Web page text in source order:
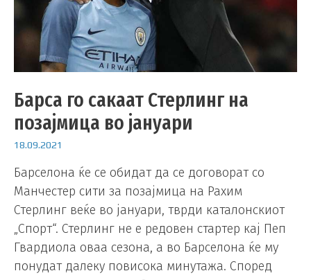
Барса го сакаат Стерлинг на
позајмица во јануари
18.09.2021
Барселона ќе се обидат да се договорат со
Манчестер сити за позајмица на Рахим
Стерлинг веќе во јануари, тврди каталонскиот
„Спорт“. Стерлинг не е редовен стартер кај Пеп
Гвардиола оваа сезона, а во Барселона ќе му
понудат далеку повисока минутажа. Според